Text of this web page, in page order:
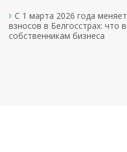
С 1 марта 2026 года
взносов в Белгосстрах: что
собственникам бизнеса